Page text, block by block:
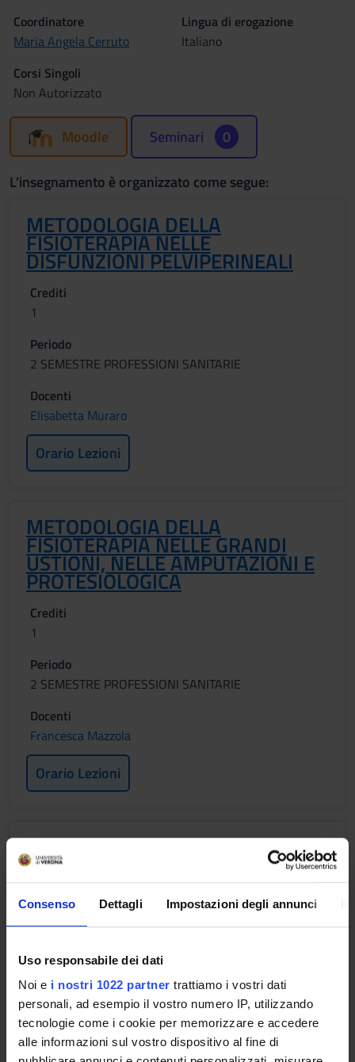
Consenso Dettagli Impostazioni degli annunci
Uso responsabile dei dati
Noi e i nostri 1022 partner trattiamo i vostri dati
personali, ad esempio il vostro numero IP, utilizzando
tecnologie come i cookie per memorizzare e accedere
alle informazioni sul vostro dispositivo al fine di
Coordinatore
Maria Angela Cerruto
Lingua di erogazione
Italiano
Corsi Singoli
Non Autorizzato
Moodle Seminari 0
L'insegnamento è organizzato come segue:
METODOLOGIA DELLA
FISIOTERAPIA NELLE
DISFUNZIONI PELVIPERINEALI
Crediti
1
Periodo
2 SEMESTRE PROFESSIONI SANITARIE
Docenti
Elisabetta Muraro
Orario Lezioni
METODOLOGIA DELLA
FISIOTERAPIA NELLE GRANDI
USTIONI, NELLE AMPUTAZIONI E
PROTESIOLOGICA
Crediti
1
Periodo
2 SEMESTRE PROFESSIONI SANITARIE
Docenti
Francesca Mazzola
Orario Lezioni
UROLOGIA RIABILITATIVA
Crediti
1
Periodo
Docenti
Maria Angela Cerruto
Orario Lezioni